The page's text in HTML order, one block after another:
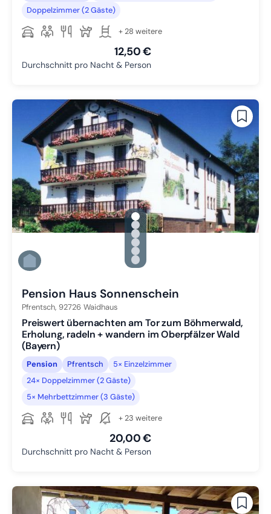
Doppelzimmer (2 Gäste)
+ 28 weitere
12,50 €
Durchschnitt pro Nacht & Person
gallery.slide_selector
Zu Slide 1 wechseln
Zu Slide 2 wechseln
Zu Slide 3 wechseln
Zu Slide 4 wechseln
Zu Slide 5 wechseln
Zu Slide 6 wechseln
Pension Haus Sonnenschein
Pfrentsch, 92726 Waidhaus
Preiswert übernachten am Tor zum Böhmerwald,
Erholung, radeln + wandern im Oberpfälzer Wald
(Bayern)
Pension Pfrentsch
5× Einzelzimmer
24× Doppelzimmer (2 Gäste)
5× Mehrbettzimmer (3 Gäste)
+ 23 weitere
20,00 €
Durchschnitt pro Nacht & Person